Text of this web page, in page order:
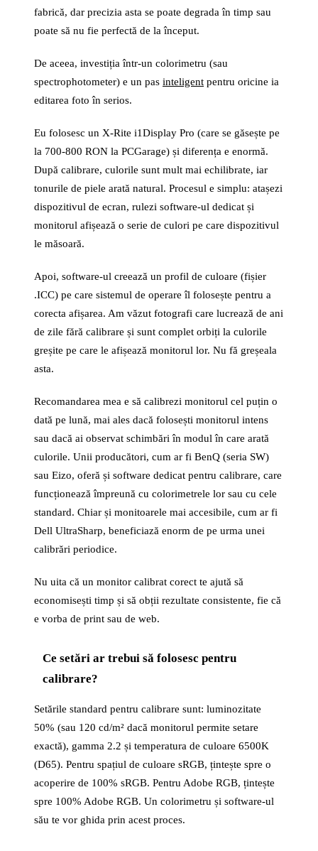
fabrică, dar precizia asta se poate degrada în timp sau
poate să nu fie perfectă de la început.
De aceea, investiția într-un colorimetru (sau
spectrophotometer) e un pas inteligent pentru oricine ia
editarea foto în serios.
Eu folosesc un X-Rite i1Display Pro (care se găsește pe
la 700-800 RON la PCGarage) și diferența e enormă.
După calibrare, culorile sunt mult mai echilibrate, iar
tonurile de piele arată natural. Procesul e simplu: atașezi
dispozitivul de ecran, rulezi software-ul dedicat și
monitorul afișează o serie de culori pe care dispozitivul
le măsoară.
Apoi, software-ul creează un profil de culoare (fișier
.ICC) pe care sistemul de operare îl folosește pentru a
corecta afișarea. Am văzut fotografi care lucrează de ani
de zile fără calibrare și sunt complet orbiți la culorile
greșite pe care le afișează monitorul lor. Nu fă greșeala
asta.
Recomandarea mea e să calibrezi monitorul cel puțin o
dată pe lună, mai ales dacă folosești monitorul intens
sau dacă ai observat schimbări în modul în care arată
culorile. Unii producători, cum ar fi BenQ (seria SW)
sau Eizo, oferă și software dedicat pentru calibrare, care
funcționează împreună cu colorimetrele lor sau cu cele
standard. Chiar și monitoarele mai accesibile, cum ar fi
Dell UltraSharp, beneficiază enorm de pe urma unei
calibrări periodice.
Nu uita că un monitor calibrat corect te ajută să
economisești timp și să obții rezultate consistente, fie că
e vorba de print sau de web.
Ce setări ar trebui să folosesc pentru
calibrare?
Setările standard pentru calibrare sunt: luminozitate
50% (sau 120 cd/m² dacă monitorul permite setare
exactă), gamma 2.2 și temperatura de culoare 6500K
(D65). Pentru spațiul de culoare sRGB, țintește spre o
acoperire de 100% sRGB. Pentru Adobe RGB, țintește
spre 100% Adobe RGB. Un colorimetru și software-ul
său te vor ghida prin acest proces.